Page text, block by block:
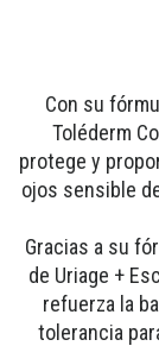
Con su
Toléderm
protege y
ojos sensible
Gracias a su
de Uriage +
refuerza la
tolerancia